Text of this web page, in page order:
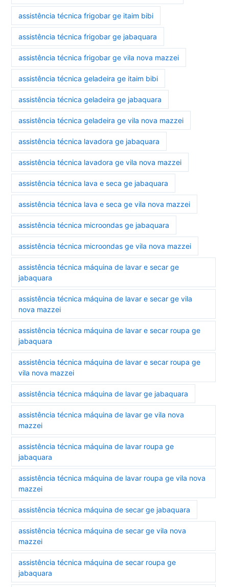
assistência técnica frigobar ge itaim bibi
assistência técnica frigobar ge jabaquara
assistência técnica frigobar ge vila nova mazzei
assistência técnica geladeira ge itaim bibi
assistência técnica geladeira ge jabaquara
assistência técnica geladeira ge vila nova mazzei
assistência técnica lavadora ge jabaquara
assistência técnica lavadora ge vila nova mazzei
assistência técnica lava e seca ge jabaquara
assistência técnica lava e seca ge vila nova mazzei
assistência técnica microondas ge jabaquara
assistência técnica microondas ge vila nova mazzei
assistência técnica máquina de lavar e secar ge
jabaquara
assistência técnica máquina de lavar e secar ge vila
nova mazzei
assistência técnica máquina de lavar e secar roupa ge
jabaquara
assistência técnica máquina de lavar e secar roupa ge
vila nova mazzei
assistência técnica máquina de lavar ge jabaquara
assistência técnica máquina de lavar ge vila nova
mazzei
assistência técnica máquina de lavar roupa ge
jabaquara
assistência técnica máquina de lavar roupa ge vila nova
mazzei
assistência técnica máquina de secar ge jabaquara
assistência técnica máquina de secar ge vila nova
mazzei
assistência técnica máquina de secar roupa ge
jabaquara